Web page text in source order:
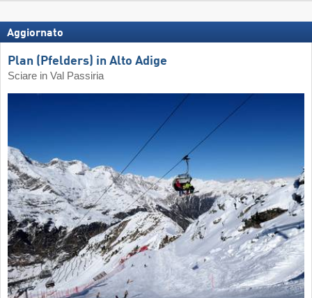
Aggiornato
Plan (Pfelders) in Alto Adige
Sciare in Val Passiria